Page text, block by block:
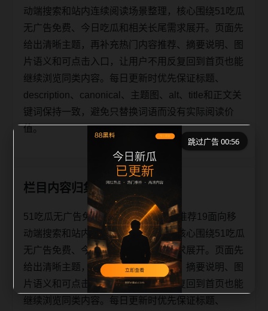
动端搜索和站内连续阅读场景整理，核心围绕51吃瓜
无广告免费、今日吃瓜和相关长尾需求展开。页面先
给出清晰主题，再补充热门内容推荐、摘要说明、图
片语义和可点击入口，让用户不用反复回到首页也能
继续浏览同类内容。每日更新时优先保证标题、
description、canonical、主题图、alt、title和正文关
键词保持一致，避免只替换词语而没有实际阅读价
值。
栏目内容归集
51吃瓜无广告免费今日吃瓜热门内容推荐19面向移
动端搜索和站内连续阅读场景整理，核心围绕51吃瓜
无广告免费、今日吃瓜和相关长尾需求展开。页面先
给出清晰主题，再补充热门内容推荐、摘要说明、图
片语义和可点击入口，让用户不用反复回到首页也能
继续浏览同类内容。每日更新时优先保证标题、
跳过广告 00:56